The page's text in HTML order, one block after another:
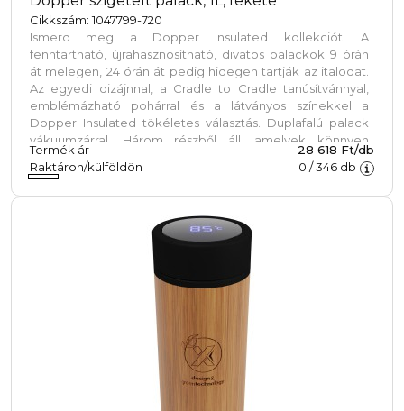
Cikkszám: 1047799-720
Ismerd meg a Dopper Insulated kollekciót. A
fenntartható, újrahasznosítható, divatos palackok 9 órán
át melegen, 24 órán át pedig hidegen tartják az italodat.
Az egyedi dizájnnal, a Cradle to Cradle tanúsítvánnyal,
emblémázható pohárral és a látványos színekkel a
Dopper Insulated tökéletes választás. Duplafalú palack
vákuumzárral. Három részből áll, amelyek könnyen
tisztíthatók. Emellett a Dopper Insulated felelős módon,
BSCI magatartási kódex szerint készült, és a Cradle to
minden anyaga BPA- és ftalátmentes. Űrtartalom: 1 liter.
Termék ár
28 618 Ft/db
Raktáron/külföldön
0 /346 db